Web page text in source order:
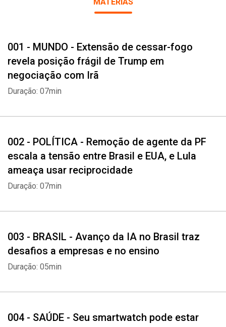
Lula ameaça usar reciprocidade
BRASIL
Seu smartwatch pode estar mentindo para você
Yoshitaka Amano abre mostra com trabalhos inéditos e sala
imersiva no CCBB do Rio: ‘o que o público vai ver é a essência da
minha arte’
Causas do problema são conhecidas, e nenhuma delas intratável
001 - MUNDO - Extensão de cessar-fogo
revela posição frágil de Trump em
negociação com Irã
Duração: 07min
002 - POLÍTICA - Remoção de agente da PF
escala a tensão entre Brasil e EUA, e Lula
ameaça usar reciprocidade
Duração: 07min
003 - BRASIL - Avanço da IA no Brasil traz
desafios a empresas e no ensino
Duração: 05min
004 - SAÚDE - Seu smartwatch pode estar